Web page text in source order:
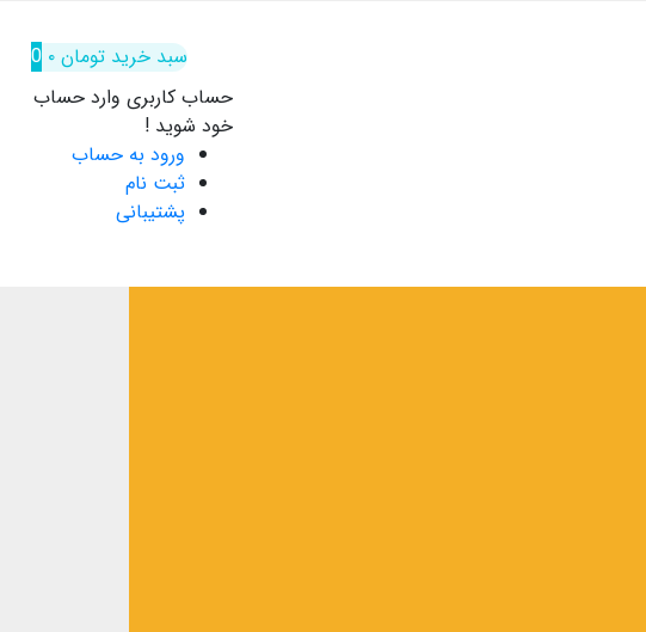
سبد خرید تومان۰
0
حساب کاربری وارد حساب
خود شوید !
ورود به حساب
ثبت نام
پشتیبانی